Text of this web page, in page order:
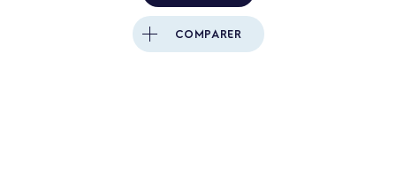
COMPARER